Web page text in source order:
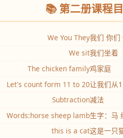
📚 第二册课程
We You They我们 你们
We sit我们坐着
The chicken family鸡家庭
Let's count form 11 to 20让我们从
Subtraction减法
Words:horse sheep lamb生字：马
this is a cat这是一只